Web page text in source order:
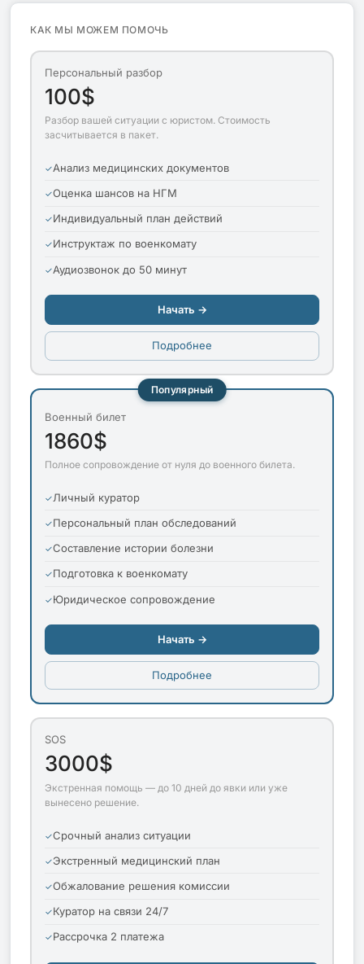
КАК МЫ МОЖЕМ ПОМОЧЬ
Персональный разбор
100$
Разбор вашей ситуации с юристом. Стоимость
засчитывается в пакет.
Анализ медицинских документов
Оценка шансов на НГМ
Индивидуальный план действий
Инструктаж по военкомату
Аудиозвонок до 50 минут
Начать →
Подробнее
Популярный
Военный билет
1860$
Полное сопровождение от нуля до военного билета.
Личный куратор
Персональный план обследований
Составление истории болезни
Подготовка к военкомату
Юридическое сопровождение
Начать →
Подробнее
SOS
3000$
Экстренная помощь — до 10 дней до явки или уже
вынесено решение.
Срочный анализ ситуации
Экстренный медицинский план
Обжалование решения комиссии
Куратор на связи 24/7
Рассрочка 2 платежа